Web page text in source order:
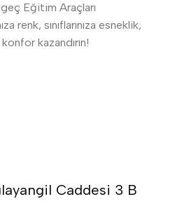
Eğitim Araçları
renk, sınıflarınıza esneklik,
kazandırın!
Caddesi 3 B